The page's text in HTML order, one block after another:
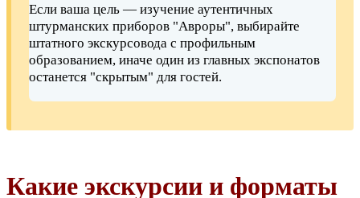
Если ваша цель — изучение аутентичных
штурманских приборов "Авроры", выбирайте
штатного экскурсовода с профильным
образованием, иначе один из главных экспонатов
останется "скрытым" для гостей.
Какие экскурсии и форматы